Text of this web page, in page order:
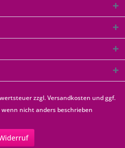
zzgl.Versandkosten und ggf.
nicht anders beschrieben